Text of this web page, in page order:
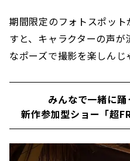
期間限定のフォトスポッ
すと、キャラクターの声
なポーズで撮影を楽しんじ
みんなで一緒に踊
新作参加型ショー「超